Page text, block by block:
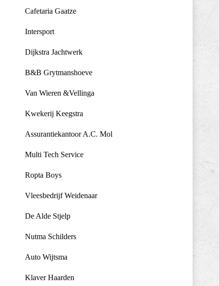
Cafetaria Gaatze
Intersport
Dijkstra Jachtwerk
B&B Grytmanshoeve
Van Wieren &Vellinga
Kwekerij Keegstra
Assurantiekantoor A.C. Mol
Multi Tech Service
Ropta Boys
Vleesbedrijf Weidenaar
De Alde Stjelp
Nutma Schilders
Auto Wijtsma
Klaver Haarden